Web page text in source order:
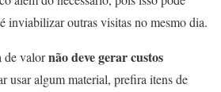
inviabilizar outras visitas no mesmo dia.
de valornão deve gerar custos
usar algum material, prefira itens de